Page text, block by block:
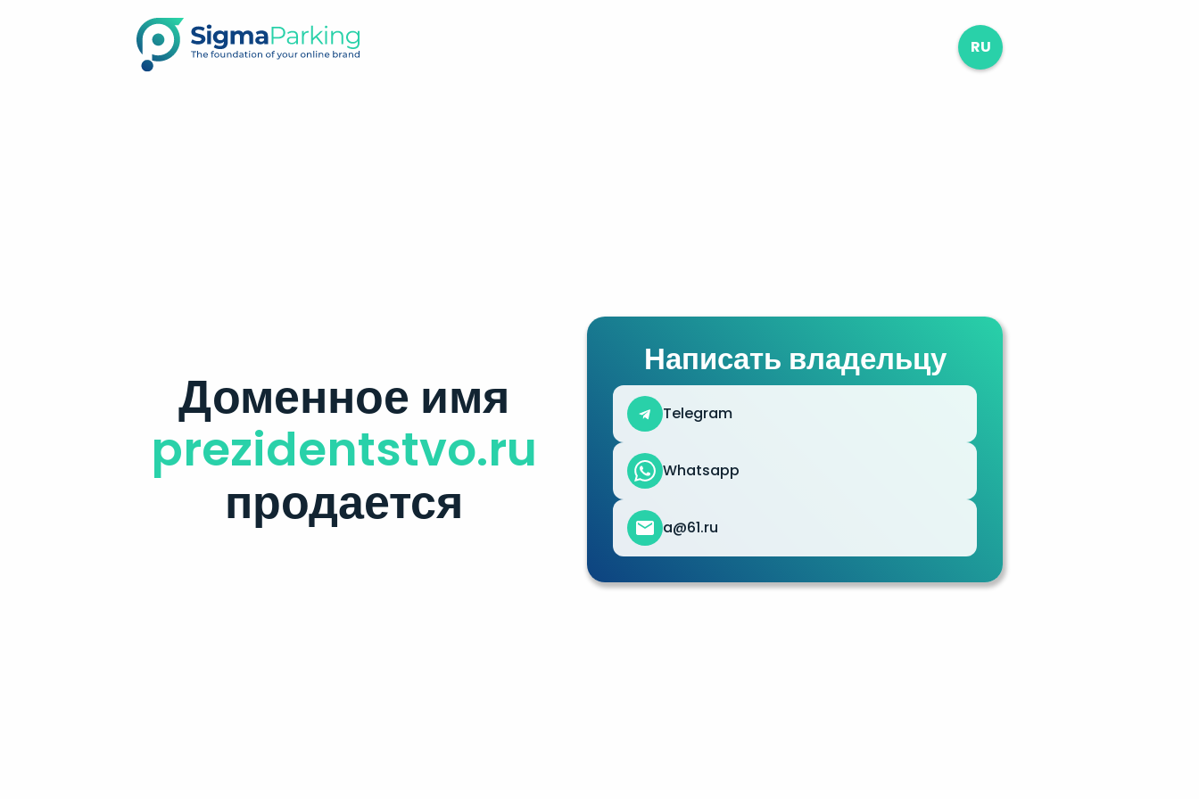
RU
Доменное имя
prezidentstvo.ru
продается
Написать владельцу
Telegram
Whatsapp
a@61.ru